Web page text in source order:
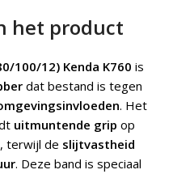
het product
100/12) Kenda K760 is
dat bestand is tegen
. Het
uitmuntende grip op
, terwijl de slijtvastheid
. Deze band is speciaal